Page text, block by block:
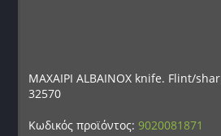
ΜΑΧΑΙΡΙ ALBAINOX knife. Flint/
32570
Κωδικός προϊόντος:9020081871